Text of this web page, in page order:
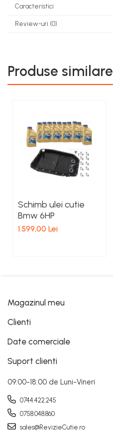
Caracteristici
Review-uri (0)
Produse similare
Schimb ulei cutie
Bmw 6HP
1.599,00 Lei
Magazinul meu
Clienti
Date comerciale
Suport clienti
09:00-18:00 de Luni-Vineri
0744.422.245
0758.048.860
sales@RevizieCutie.ro